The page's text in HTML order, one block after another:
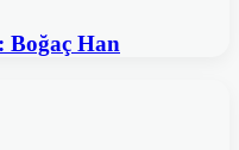
Boğaç Han